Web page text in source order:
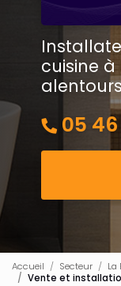
cuisine
05
Accueil Secteur
La
Vente et